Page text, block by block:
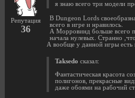
Репутация
36
я знаю всего три модели
В Dungeon Lords
всего в игре и нравилось.
А Морровинд больше всего
начала нулевых. Странно
А вообще у данной игры есть
Taksedo сказал:
Фантастическая красота
полигонов, прекрасные
даже обоями на рабочий